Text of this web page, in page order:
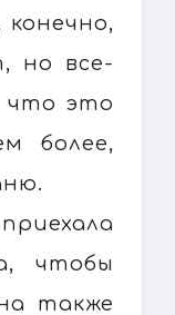
но все-
что это
более,
чтобы
также